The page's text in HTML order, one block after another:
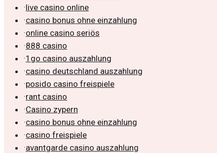
·live casino online
·casino bonus ohne einzahlung
·online casino seriös
·888 casino
·1go casino auszahlung
·casino deutschland auszahlung
·posido casino freispiele
·rant casino
·Casino zypern
·casino bonus ohne einzahlung
·casino freispiele
·avantgarde casino auszahlung